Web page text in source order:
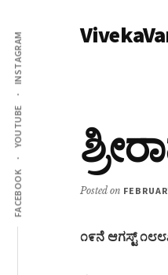
main
content
primary
sidebar
Additional
menu
FACEBOOK
YOUTUBE
INSTAGRAM
Posted on
೧೯ನೆ ಆಗಸ್ಟ್